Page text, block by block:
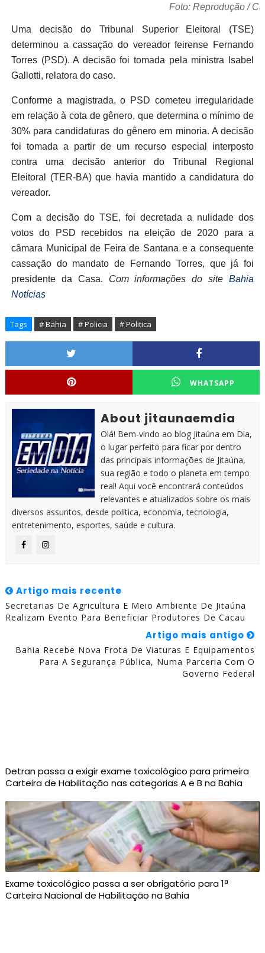
Foto: Reprodução /
Uma decisão do Tribunal Superior Eleitoral (TSE)
determinou a cassação do vereador feirense Fernando
Torres (PSD). A decisão foi tomada pela ministra Isabel
Gallotti, relatora do caso.
Conforme a magistrada, o PSD cometeu irregularidade
em relação à cota de gênero, que determina o mínimo de
30% para candidaturas do gênero em minoria. A decisão
foi tomada a partir de um recurso especial interposto
contra uma decisão anterior do Tribunal Regional
Eleitoral (TER-BA) que havia mantido a candidatura do
vereador.
Com a decisão do TSE, foi decretada a nulidade dos
votos do PSD recebidos na eleição de 2020 para a
câmara Municipal de Feira de Santana e a consequente
cassação do mandato de Fernando Torres, que já foi
presidente da Casa. Com informações do siteBahia
Notícias
Tags # Bahia # Policia # Politica
WHATSAPP
About jitaunaemdia
Olá! Bem-vindo ao blog Jitaúna em Dia,
o lugar perfeito para ficar por dentro
das principais informações de Jitaúna,
sua região e todo o planeta em tempo
real! Aqui você encontrará conteúdos
relevantes e atualizados sobre os mais
diversos assuntos, desde política, economia, tecnologia,
entretenimento, esportes, saúde e cultura.
Artigo mais recente
Secretarias De Agricultura E Meio Ambiente De Jitaúna
Realizam Evento Para Beneficiar Produtores De Cacau
Artigo mais antigo
Bahia Recebe Nova Frota De Viaturas E Equipamentos
Para A Segurança Pública, Numa Parceria Com O
Governo Federal
Detran passa a exigir exame toxicológico para primeira
Carteira de Habilitação nas categorias A e B na Bahia
Exame toxicológico passa a ser obrigatório para 1ª
Carteira Nacional de Habilitação na Bahia